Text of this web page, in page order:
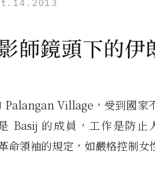
師鏡頭下的伊
Palangan Village，受到國家
Basij 的成員，工作是防止
命領袖的規定，如嚴格控制